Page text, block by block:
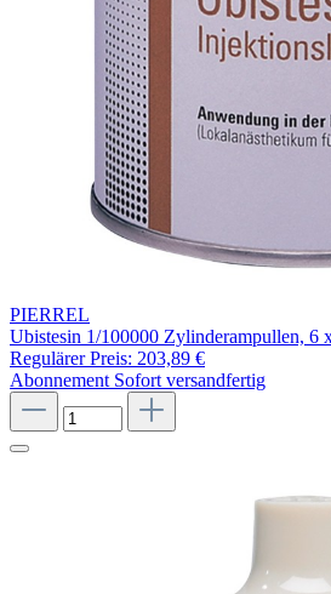
PIERREL
Ubistesin 1/100000 Zylinderampullen, 6
Regulärer Preis: 203,89 €
Abonnement Sofort versandfertig